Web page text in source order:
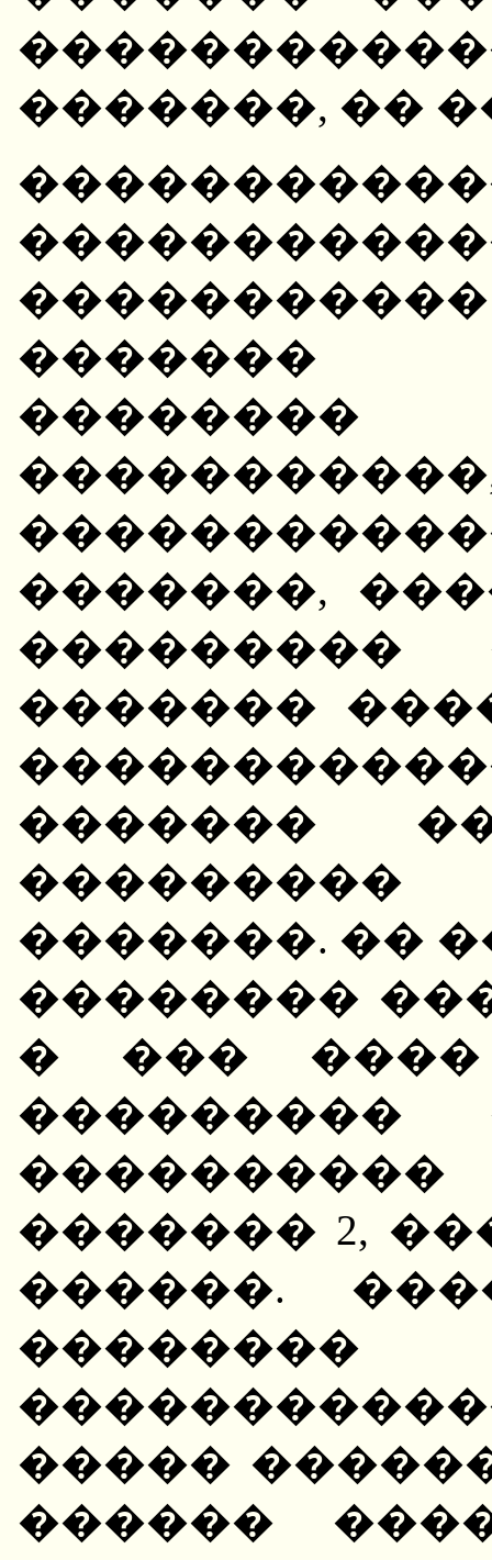
�������, ��
�������
�������,
���������
�������
�������
���������
�������. ��
��������
� ��� ����
���������
������� 2,
������.
��������
�����
������